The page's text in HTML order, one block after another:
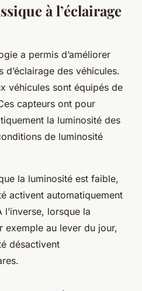
à l’éclairage
a permis d’améliorer
d’éclairage des véhicules.
véhicules sont équipés de
capteurs ont pour
la luminosité des
de luminosité
la luminosité est faible,
activent automatiquement
lorsque la
exemple au lever du jour,
désactivent